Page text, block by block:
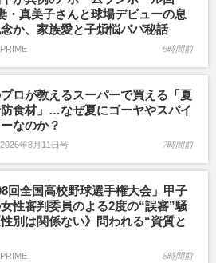
・真美子さんと球場デビューの息
か、家族愛と子煩悩パパ秘話
6時間前
ロが教えるスーパーで買える「夏
食材」…なぜ夏にゴーヤやスパイ
なのか？
年8月11日号 7時間前
回全国高校野球選手権大会」甲子
性審判委員のよる2度の“誤審”騒
別は関係ない》問われる“資質と
8時間前